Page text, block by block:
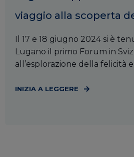
viaggio alla scoperta
Il 17 e 18 giugno 2024 si è
Lugano il primo Forum in
all’esplorazione della felicità e
INIZIA A LEGGERE